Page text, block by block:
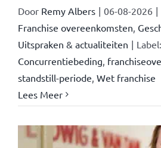
Door Remy Albers | 06-08-2026 |
Franchise overeenkomsten
Uitspraken & actualiteiten | Label:
Concurrentiebeding
standstill-periode Wet franchise
Lees Meer